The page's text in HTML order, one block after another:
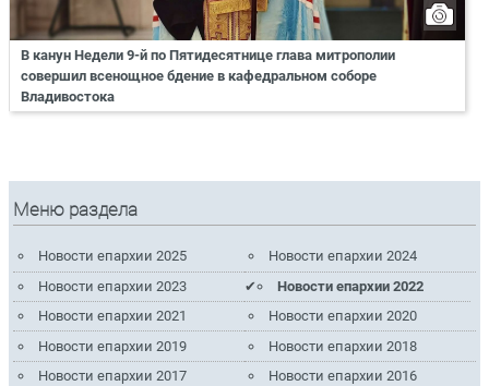
В канун Недели 9-й по Пятидесятнице глава митрополии
совершил всенощное бдение в кафедральном соборе
Владивостока
Меню раздела
Новости епархии 2025
Новости епархии 2024
Новости епархии 2023
Новости епархии 2022
Новости епархии 2021
Новости епархии 2020
Новости епархии 2019
Новости епархии 2018
Новости епархии 2017
Новости епархии 2016